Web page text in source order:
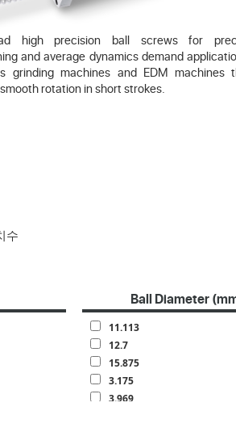
high precision ball screws for
and average dynamics demand
grinding machines and EDM machines
rotation in short strokes.
수
Ball Diameter
11.113
12.7
15.875
3.175
3.969